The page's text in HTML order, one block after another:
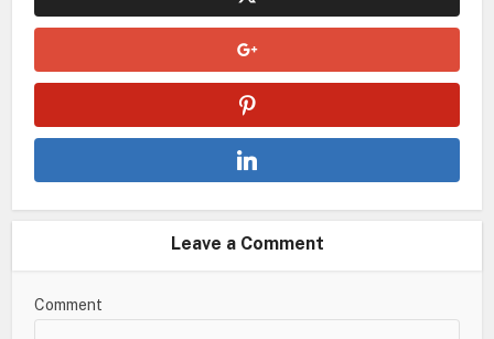
Leave a Comment
Comment